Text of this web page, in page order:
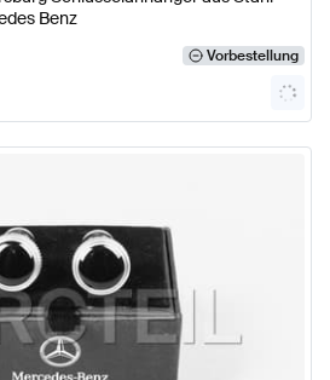
Benz
Vorbestellung